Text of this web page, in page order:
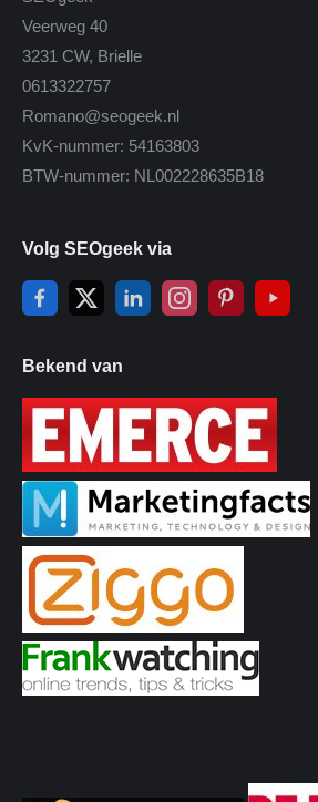
Veerweg 40
3231 CW, Brielle
0613322757
Romano@seogeek.nl
KvK-nummer: 54163803
BTW-nummer: NL002228635B18
Volg SEOgeek via
Bekend van